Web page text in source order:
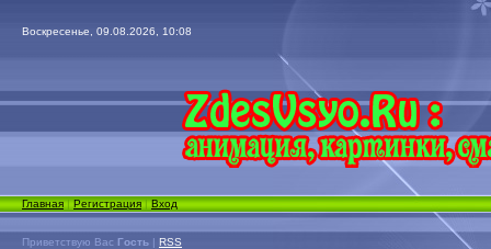
Воскресенье, 09.08.2026, 10:08
Главная|Регистрация|Вход
Приветствую Вас Гость | RSS